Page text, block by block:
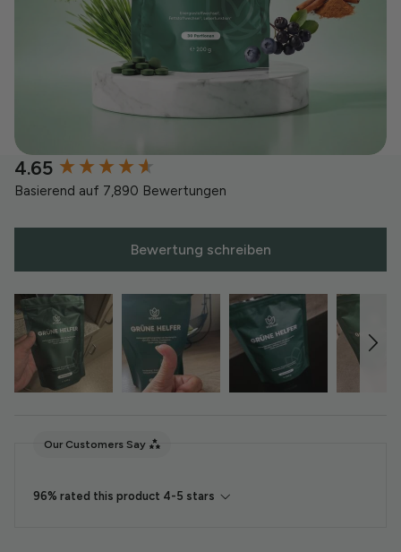
4.65
Basierend auf 7,890 Bewertungen
Bewertung schreiben
Our Customers Say
96% rated this product 4-5 stars
New content loaded